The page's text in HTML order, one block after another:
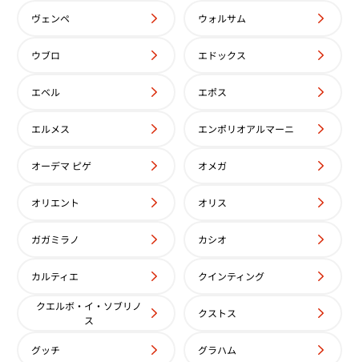
イトジャスト YG シャンパ
ロレックス デイトジャスト
参考買取価格
ヴェンペ ウォルサム
ウブロ エドックス
エベル エポス
エルメス エンポリオアルマーニ
オーデマ ピゲ オメガ
オリエント オリス
ガガミラノ カシオ
カルティエ クインティング
クエルボ・イ・ソブリノ
ス
クストス
グッチ グラハム